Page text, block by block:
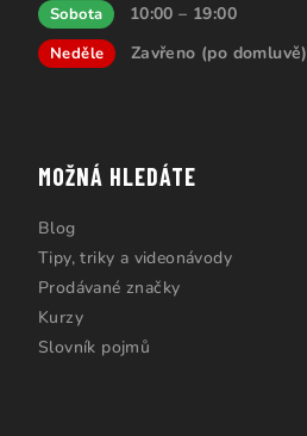
Sobota 10:00 – 19:00
Neděle Zavřeno (po domluvě)
MOŽNÁ HLEDÁTE
Blog
Tipy, triky a videonávody
Prodávané značky
Kurzy
Slovník pojmů